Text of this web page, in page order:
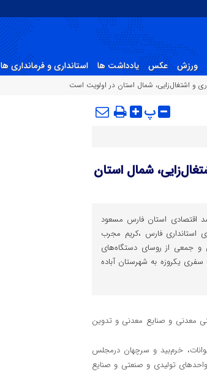
ورزش عکس یادداشت ها استانداری و فرمانداری ها
و اشتغال‌زایی، شمال استان در اولویت است
پ
شمال استان
اقتصادی استان فارس مسعود
استانداری فارس ،کریم مجرب
جمعی از روسای دستگاه‌های
در قالب سفری یکروزه به شهرستان آباده
معدنی و صنایع معدنی و تدوین
خرم‌بید و سرچهان درمجلس
تولیدی و صنعتی و صنایع